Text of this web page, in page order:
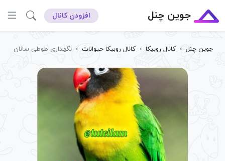
جوین چنل افزودن کانال
چنل › کانال روبیکا › کانال روبیکا حیوانات › نگهداری طوطی سانان